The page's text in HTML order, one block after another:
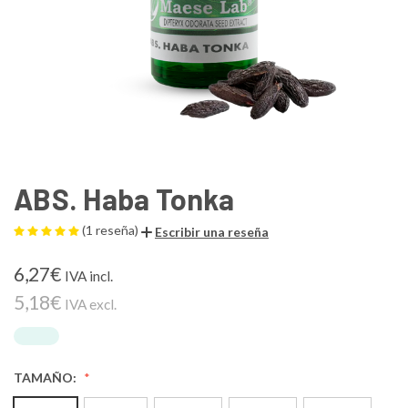
ABS. Haba Tonka
(1 reseña) Escribir una reseña
6,27€ IVA incl.
5,18€ IVA excl.
TAMAÑO: